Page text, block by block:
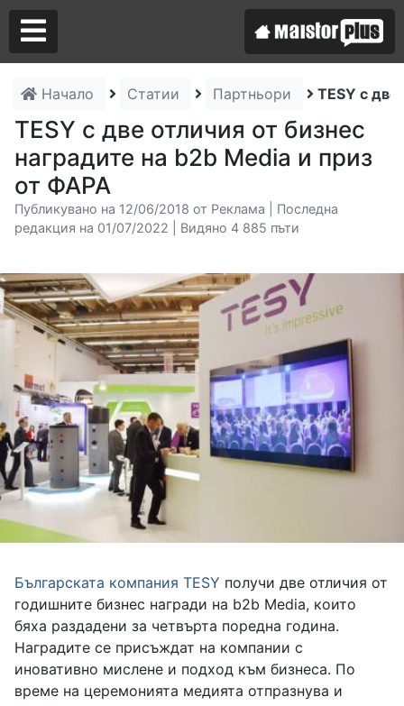
Начало Статии Партньори TESY с
TESY с две отличия от бизнес
наградите на b2b Media и приз
от ФАРА
Публикувано на 12/06/2018 от Реклама | Последна
редакция на 01/07/2022 | Видяно 4 885 пъти
Българската компания TESY получи две отличия от
годишните бизнес награди на b2b Media, които
бяха раздадени за четвърта поредна година.
Наградите се присъждат на компании с
иновативно мислене и подход към бизнеса. По
време на церемонията медията отпразнува и
Аз съм майстор
Търся майстор